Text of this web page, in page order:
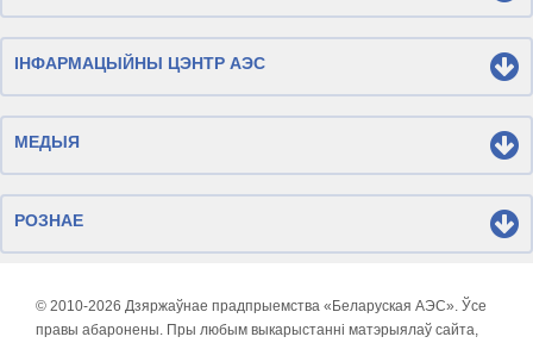
ІНФАРМАЦЫЙНЫ ЦЭНТР АЭС
МЕДЫЯ
РОЗНАЕ
© 2010-2026 Дзяржаўнае прадпрыемства «Беларуская АЭС». Ўсе
правы абаронены. Пры любым выкарыстанні матэрыялаў сайта,